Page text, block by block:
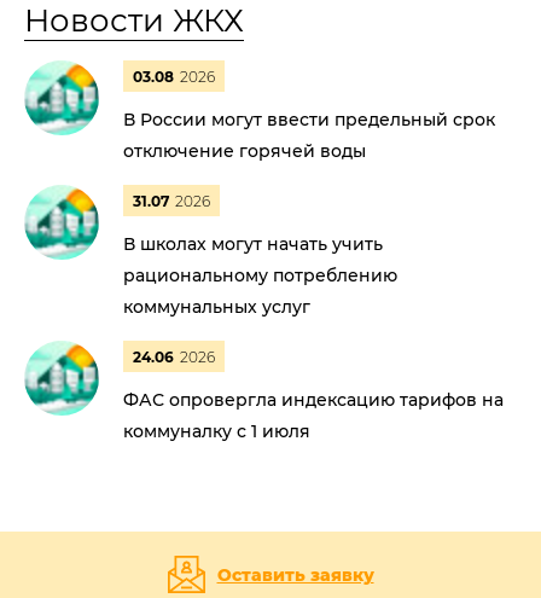
Новости ЖКХ
03.08 2026
В России могут ввести предельный срок
отключение горячей воды
31.07 2026
В школах могут начать учить
рациональному потреблению
коммунальных услуг
24.06 2026
ФАС опровергла индексацию тарифов на
коммуналку с 1 июля
Оставить заявку